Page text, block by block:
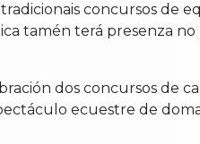
concursos de
tamén terá presenza
dos concursos de
ecuestre de